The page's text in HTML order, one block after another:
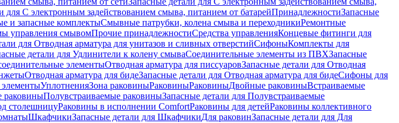
для С электронным задействованием смыва, питанием от батарейПринадлежностиЗапасные
и запасные комплектыСмывные патрубки, колена смыва и переходникиРемонтные
управления смывомПрочие принадлежностиСредства управленияКонцевые фитинги для
для Отводная арматура для унитазов и сливных отверстийСифоныКомплекты для
детали для Удлинители к колену смываСоединительные элементы из ПВХЗапасные
элементыОтводная арматура для писсуаровЗапасные детали для Отводная
Отводная арматура для бидеЗапасные детали для Отводная арматура для бидеСифоны для
УплотненияЗона раковиныРаковиныРаковиныДвойные раковиныВстраиваемые
раковиныПолувстраиваемые раковиныЗапасные детали для Полувстраиваемые
столешницуРаковины в исполнении ComfortPаковины для детейРаковины коллективного
ШкафчикиЗапасные детали для ШкафчикиДля раковинЗапасные детали для Для